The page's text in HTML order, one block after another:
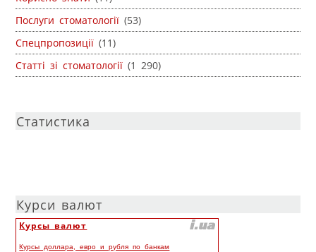
Послуги стоматології (53)
Спецпропозиції (11)
Статті зі стоматології (1 290)
Статистика
Курси валют
Курсы валют
Курсы доллара, евро и рубля по банкам